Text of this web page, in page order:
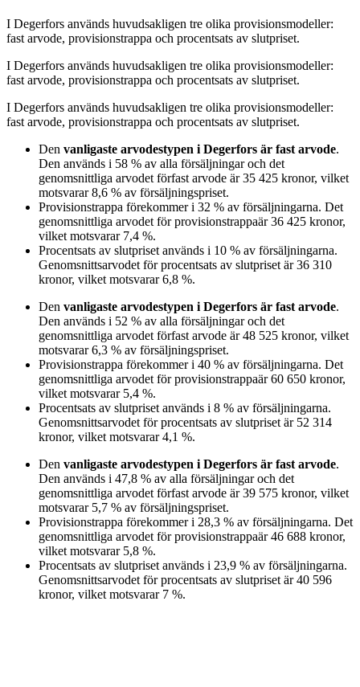
I Degerfors används huvudsakligen tre olika provisionsmodeller:
fast arvode, provisionstrappa och procentsats av slutpriset.
I Degerfors används huvudsakligen tre olika provisionsmodeller:
fast arvode, provisionstrappa och procentsats av slutpriset.
I Degerfors används huvudsakligen tre olika provisionsmodeller:
fast arvode, provisionstrappa och procentsats av slutpriset.
Den vanligaste arvodestypen i Degerfors är fast arvode.
Den används i 58 % av alla försäljningar och det
genomsnittliga arvodet förfast arvode är 35 425 kronor, vilket
motsvarar 8,6 % av försäljningspriset.
Provisionstrappa förekommer i 32 % av försäljningarna. Det
genomsnittliga arvodet för provisionstrappaär 36 425 kronor,
vilket motsvarar 7,4 %.
Procentsats av slutpriset används i 10 % av försäljningarna.
Genomsnittsarvodet för procentsats av slutpriset är 36 310
kronor, vilket motsvarar 6,8 %.
Den vanligaste arvodestypen i Degerfors är fast arvode.
Den används i 52 % av alla försäljningar och det
genomsnittliga arvodet förfast arvode är 48 525 kronor, vilket
motsvarar 6,3 % av försäljningspriset.
Provisionstrappa förekommer i 40 % av försäljningarna. Det
genomsnittliga arvodet för provisionstrappaär 60 650 kronor,
vilket motsvarar 5,4 %.
Procentsats av slutpriset används i 8 % av försäljningarna.
Genomsnittsarvodet för procentsats av slutpriset är 52 314
kronor, vilket motsvarar 4,1 %.
Den vanligaste arvodestypen i Degerfors är fast arvode.
Den används i 47,8 % av alla försäljningar och det
genomsnittliga arvodet förfast arvode är 39 575 kronor, vilket
motsvarar 5,7 % av försäljningspriset.
Provisionstrappa förekommer i 28,3 % av försäljningarna. Det
genomsnittliga arvodet för provisionstrappaär 46 688 kronor,
vilket motsvarar 5,8 %.
Procentsats av slutpriset används i 23,9 % av försäljningarna.
Genomsnittsarvodet för procentsats av slutpriset är 40 596
kronor, vilket motsvarar 7 %.